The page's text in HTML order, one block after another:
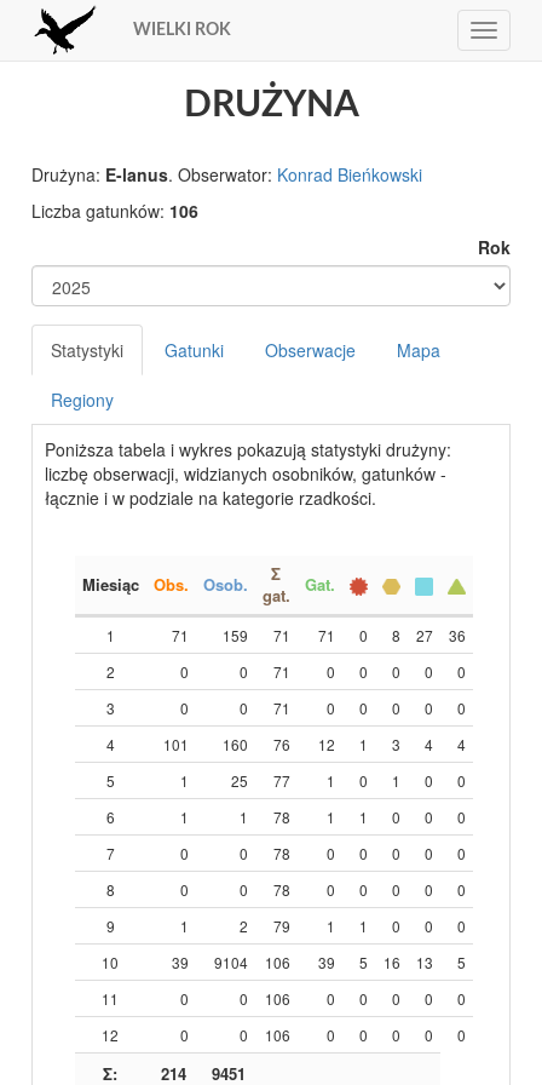
Toggle
WIELKI ROK
DRUŻYNA
Drużyna: E-lanus. Obserwator: Konrad Bieńkowski
Liczba gatunków: 106
Rok
Statystyki Gatunki Obserwacje Mapa
Regiony
Poniższa tabela i wykres pokazują statystyki drużyny:
liczbę obserwacji, widzianych osobników, gatunków -
łącznie i w podziale na kategorie rzadkości.
Miesiąc Obs. Osob.
Σ
gat.
Gat.
1 71 159 71 71 0 8 27
36
2
0 0 71 0 0 0 0
0
3
0 0 71 0 0 0 0
0
4
101 160 76 12 1 3 4
4
5
1 25 77 1 0 1 0
0
6
1 1 78 1 1 0 0
0
7
0 0 78 0 0 0 0
0
8
0 0 78 0 0 0 0
0
9
1 2 79 1 1 0 0
0
10
39 9104 106 39 5 16 13
5
11
0 0 106 0 0 0 0
0
12
0 0 106 0 0 0 0 0
Σ: 214 9451